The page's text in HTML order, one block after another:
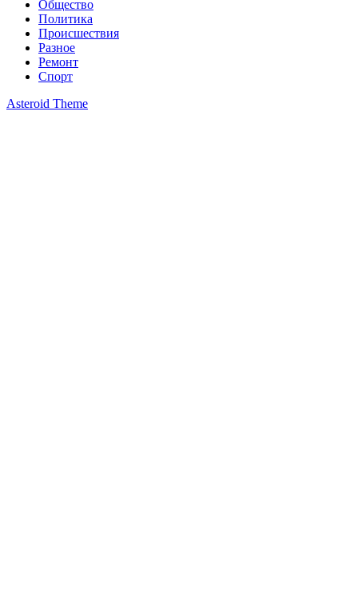
Общество
Политика
Происшествия
Разное
Ремонт
Спорт
Asteroid Theme